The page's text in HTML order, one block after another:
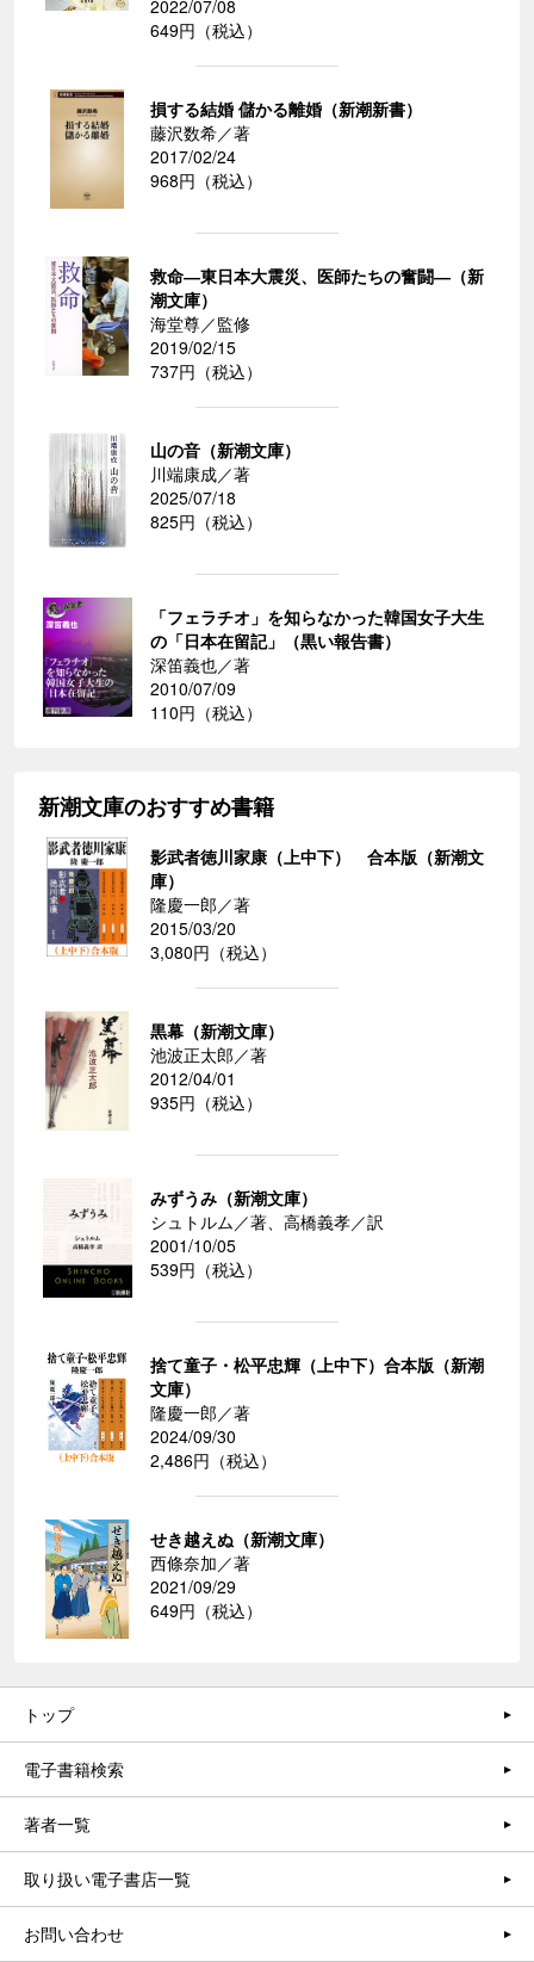
2022/07/08
649円（税込）
損する結婚 儲かる離婚（新潮新書）
藤沢数希／著
2017/02/24
968円（税込）
救命―東日本大震災、医師たちの奮闘―（新
潮文庫）
海堂尊／監修
2019/02/15
737円（税込）
山の音（新潮文庫）
川端康成／著
2025/07/18
825円（税込）
「フェラチオ」を知らなかった韓国女子大生
の「日本在留記」（黒い報告書）
深笛義也／著
2010/07/09
110円（税込）
新潮文庫のおすすめ書籍
影武者徳川家康（上中下） 合本版（新潮文
庫）
隆慶一郎／著
2015/03/20
3,080円（税込）
黒幕（新潮文庫）
池波正太郎／著
2012/04/01
935円（税込）
みずうみ（新潮文庫）
シュトルム／著、高橋義孝／訳
2001/10/05
539円（税込）
捨て童子・松平忠輝（上中下）合本版（新潮
文庫）
隆慶一郎／著
2024/09/30
2,486円（税込）
せき越えぬ（新潮文庫）
西條奈加／著
2021/09/29
649円（税込）
トップ
電子書籍検索
著者一覧
取り扱い電子書店一覧
お問い合わせ